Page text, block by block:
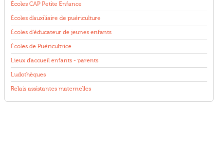
Écoles CAP Petite Enfance
Écoles d'auxiliaire de puériculture
Écoles d'éducateur de jeunes enfants
Écoles de Puéricultrice
Lieux d'accueil enfants - parents
Ludothèques
Relais assistantes maternelles